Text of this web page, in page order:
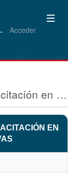
Acceder
Instituto de Investigación y Capacitación en Ciencias Administrativas
EN